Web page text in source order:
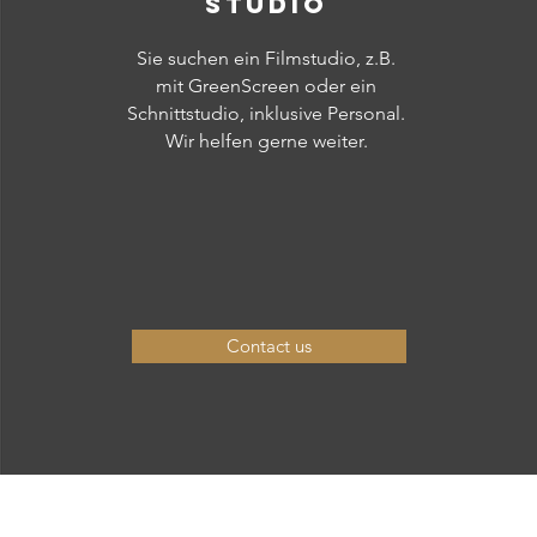
Sie suchen ein Filmstudio, z.B.
mit GreenScreen oder ein
Schnittstudio, inklusive Personal.
Wir helfen gerne weiter.
Contact us